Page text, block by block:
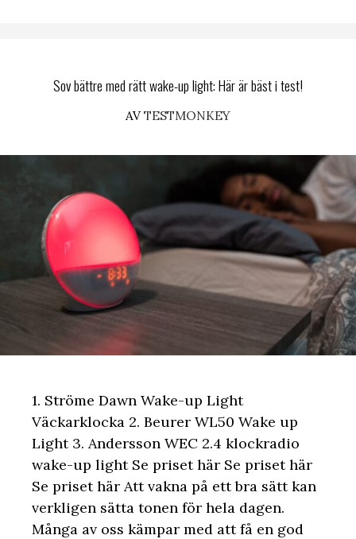
Sov bättre med rätt wake-up light: Här är bäst i test!
AVTESTMONKEY
1. Ströme Dawn Wake-up Light
Väckarklocka 2. Beurer WL50 Wake up
Light 3. Andersson WEC 2.4 klockradio
wake-up light Se priset här Se priset här
Se priset här Att vakna på ett bra sätt kan
verkligen sätta tonen för hela dagen.
Många av oss kämpar med att få en god